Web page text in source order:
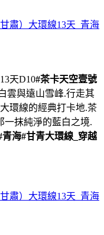
肅）大環線13天_青海
天D10#茶卡天空壹號
雲與遠山雪峰.行走其
環線的經典打卡地.茶
一抹純淨的藍白之境.
青海#甘青大環線_穿越
肅）大環線13天_青海